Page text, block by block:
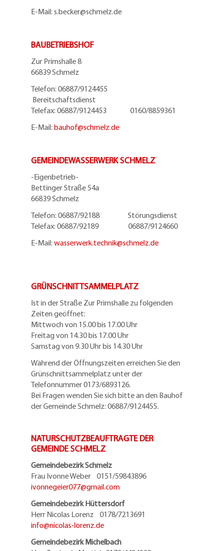
E-Mail: s.becker@schmelz.de
BAUBETRIEBSHOF
Zur Primshalle 8
66839 Schmelz
Telefon: 06887/9124455
Bereitschaftsdienst
Telefax: 06887/9124453 0160/8859361
E-Mail: bauhof@schmelz.de
GEMEINDEWASSERWERK SCHMELZ
-Eigenbetrieb-
Bettinger Straße 54a
66839 Schmelz
Telefon: 06887/92188 Störungsdienst
Telefax: 06887/92189 06887/9124660
E-Mail: wasserwerk.technik@schmelz.de
GRÜNSCHNITTSAMMELPLATZ
Ist in der Straße Zur Primshalle zu folgenden
Zeiten geöffnet:
Mittwoch von 15.00 bis 17.00 Uhr
Freitag von 14.30 bis 17.00 Uhr
Samstag von 9.30 Uhr bis 14.30 Uhr
Während der Öffnungszeiten erreichen Sie den
Grünschnittsammelplatz unter der
Telefonnummer 0173/6893126.
Bei Fragen wenden Sie sich bitte an den Bauhof
der Gemeinde Schmelz: 06887/9124455.
NATURSCHUTZBEAUFTRAGTE DER
GEMEINDE SCHMELZ
Gemeindebezirk Schmelz
Frau Ivonne Weber 0151/59843896
ivonnegeier077@gmail.com
Gemeindebezirk Hüttersdorf
Herr Nicolas Lorenz 0178/7213691
info@nicolas-lorenz.de
Gemeindebezirk Michelbach